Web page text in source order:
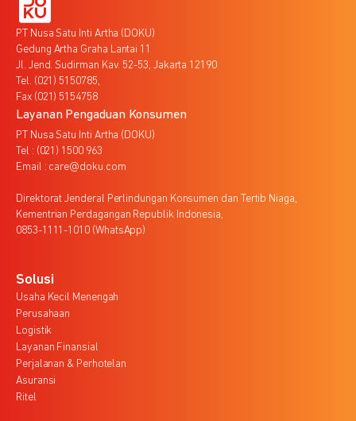
PT Nusa Satu Inti Artha (DOKU)
Gedung Artha Graha Lantai 11
Jl. Jend. Sudirman Kav. 52-53, Jakarta 12190
Tel. (021) 5150785,
Fax (021) 5154758
Layanan Pengaduan Konsumen
PT Nusa Satu Inti Artha (DOKU)
Tel : (021) 1500 963
Email : care@doku.com
Direktorat Jenderal Perlindungan Konsumen dan Tertib Niaga,
Kementrian Perdagangan Republik Indonesia,
0853-1111-1010 (WhatsApp)
Solusi
Usaha Kecil Menengah
Perusahaan
Logistik
Layanan Finansial
Perjalanan & Perhotelan
Asuransi
Ritel